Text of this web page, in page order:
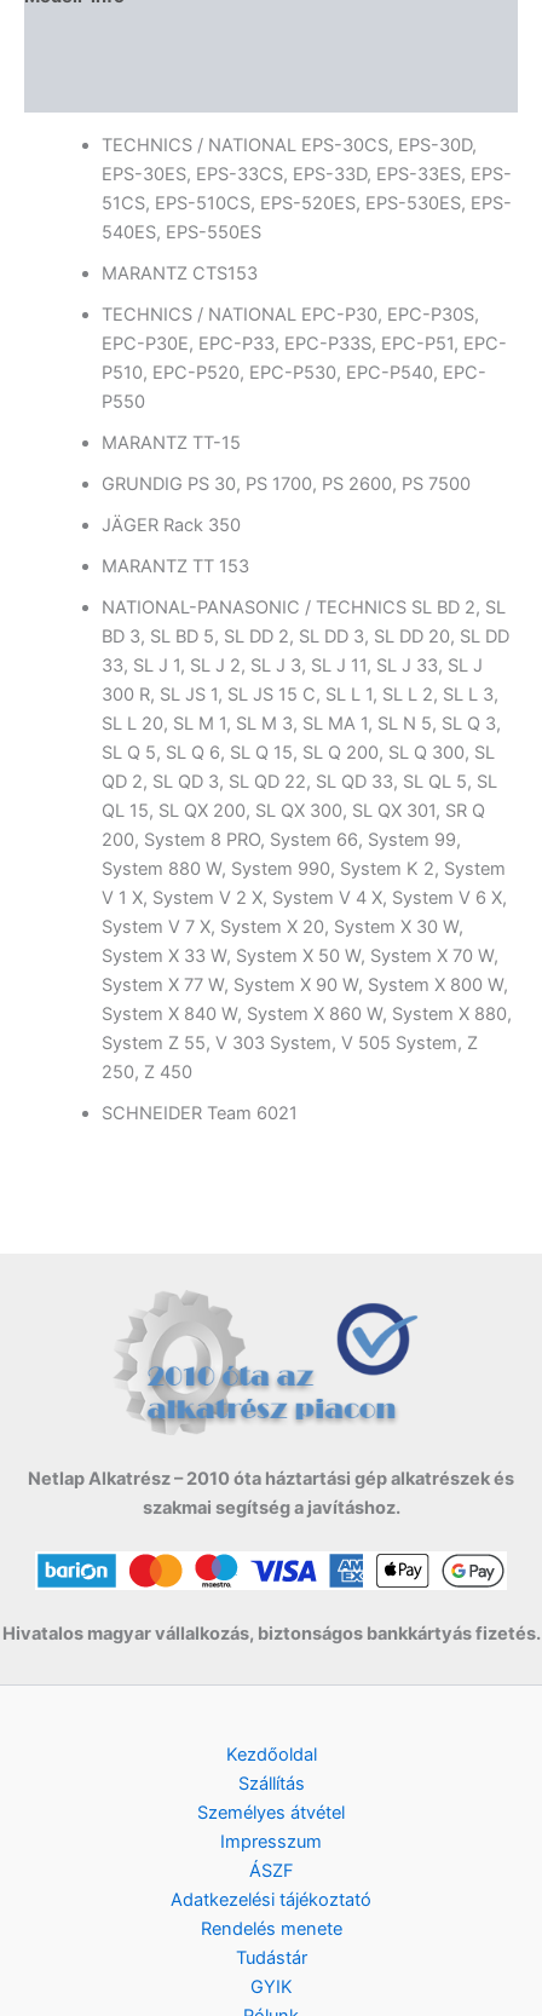
TECHNICS / NATIONAL EPS-30CS, EPS-30D,
EPS-30ES, EPS-33CS, EPS-33D, EPS-33ES, EPS-
51CS, EPS-510CS, EPS-520ES, EPS-530ES, EPS-
540ES, EPS-550ES
MARANTZ CTS153
TECHNICS / NATIONAL EPC-P30, EPC-P30S,
EPC-P30E, EPC-P33, EPC-P33S, EPC-P51, EPC-
P510, EPC-P520, EPC-P530, EPC-P540, EPC-
P550
MARANTZ TT-15
GRUNDIG PS 30, PS 1700, PS 2600, PS 7500
JÄGER Rack 350
MARANTZ TT 153
NATIONAL-PANASONIC / TECHNICS SL BD 2, SL
BD 3, SL BD 5, SL DD 2, SL DD 3, SL DD 20, SL DD
33, SL J 1, SL J 2, SL J 3, SL J 11, SL J 33, SL J
300 R, SL JS 1, SL JS 15 C, SL L 1, SL L 2, SL L 3,
SL L 20, SL M 1, SL M 3, SL MA 1, SL N 5, SL Q 3,
SL Q 5, SL Q 6, SL Q 15, SL Q 200, SL Q 300, SL
QD 2, SL QD 3, SL QD 22, SL QD 33, SL QL 5, SL
QL 15, SL QX 200, SL QX 300, SL QX 301, SR Q
200, System 8 PRO, System 66, System 99,
System 880 W, System 990, System K 2, System
V 1 X, System V 2 X, System V 4 X, System V 6 X,
System V 7 X, System X 20, System X 30 W,
System X 33 W, System X 50 W, System X 70 W,
System X 77 W, System X 90 W, System X 800 W,
System X 840 W, System X 860 W, System X 880,
System Z 55, V 303 System, V 505 System, Z
250, Z 450
SCHNEIDER Team 6021
Netlap Alkatrész – 2010 óta háztartási gép alkatrészek és
szakmai segítség a javításhoz.
Hivatalos magyar vállalkozás, biztonságos bankkártyás fizetés.
Kezdőoldal
Szállítás
Személyes átvétel
Impresszum
ÁSZF
Adatkezelési tájékoztató
Rendelés menete
Tudástár
GYIK